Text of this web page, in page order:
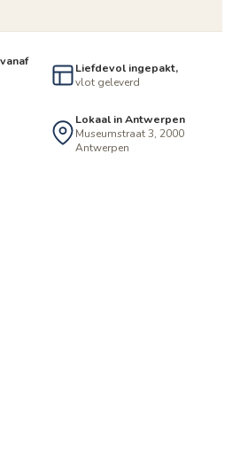
Liefdevol ingepakt,
vlot geleverd
Lokaal in Antwerpen
Museumstraat 3, 2000
Antwerpen